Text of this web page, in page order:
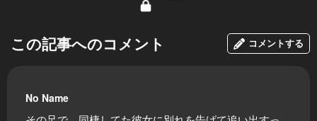
この記事へのコメント コメントする
No Name